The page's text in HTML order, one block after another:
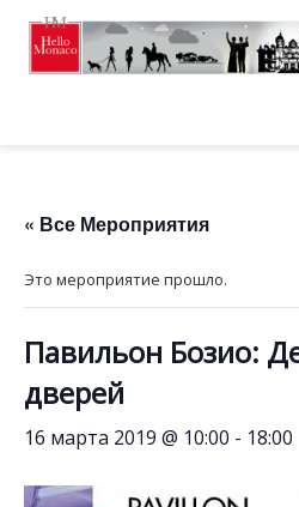
« Все Мероприятия
Это мероприятие прошло.
Павильон Бозио:
дверей
16 марта 2019 @ 10:00 - 18:00